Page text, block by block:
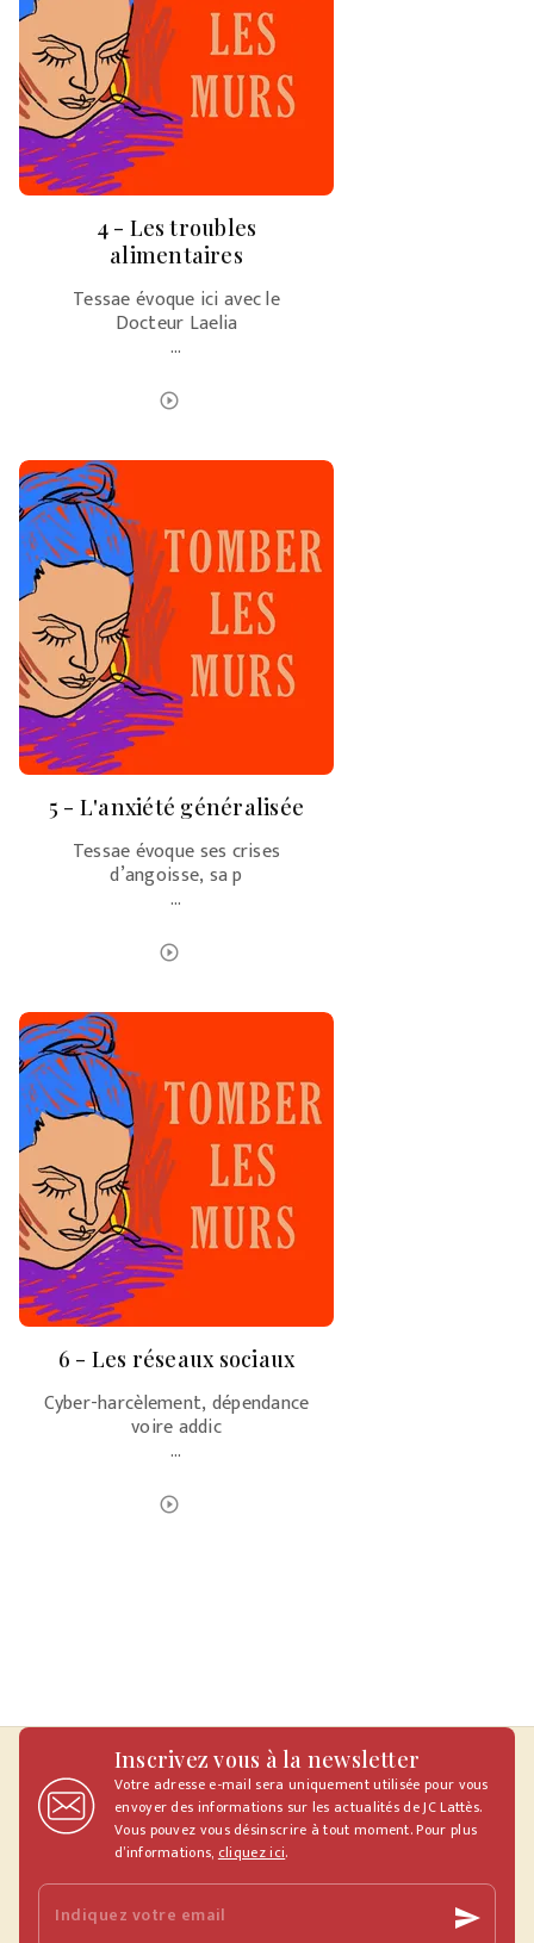
4 - Les troubles
alimentaires
Tessae évoque ici avec le
Docteur Laelia
…
play_circle_outline
5 - L'anxiété généralisée
Tessae évoque ses crises
d’angoisse, sa p
…
play_circle_outline
6 - Les réseaux sociaux
Cyber-harcèlement, dépendance
voire addic
…
play_circle_outline
Inscrivez vous à la newsletter
Votre adresse e-mail sera uniquement utilisée pour vous
envoyer des informations sur les actualités de JC Lattès.
Vous pouvez vous désinscrire à tout moment. Pour plus
d’informations,cliquez ici.
Indiquez votre email send